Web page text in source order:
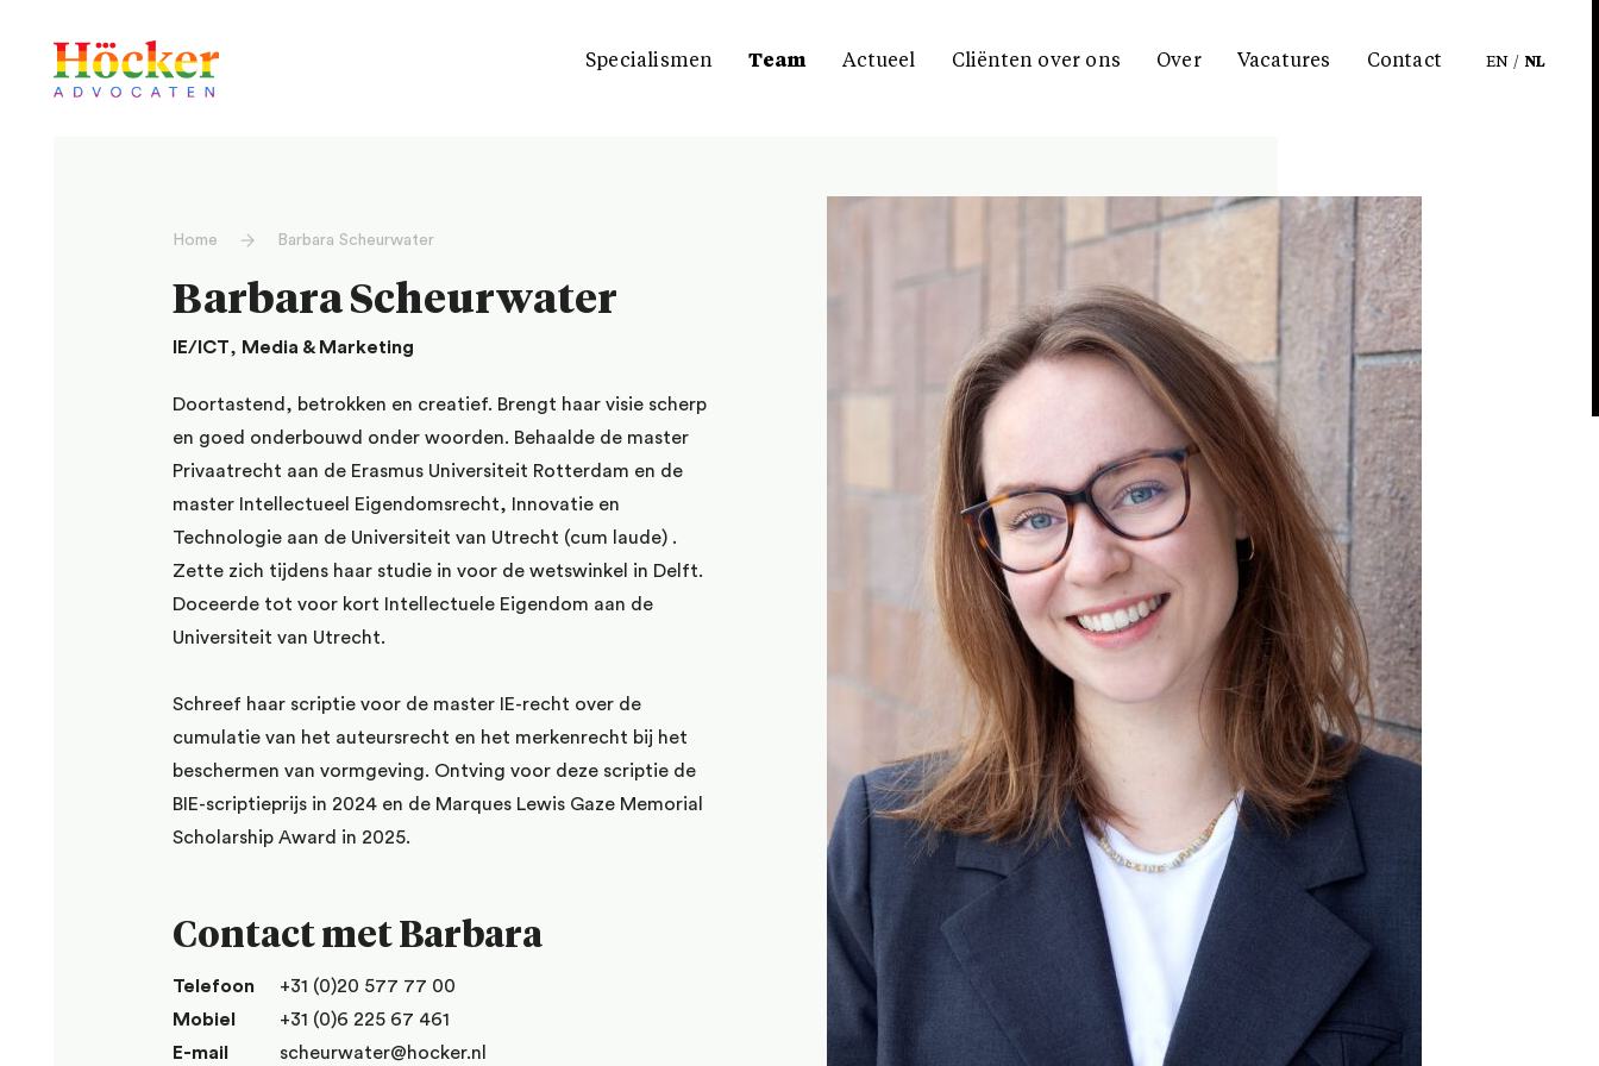
Specialismen Team Actueel Cliënten over ons Over Vacatures Contact EN / NL
Home Barbara Scheurwater
Barbara Scheurwater
IE/ICT, Media & Marketing
Doortastend, betrokken en creatief. Brengt haar visie scherp
en goed onderbouwd onder woorden. Behaalde de master
Privaatrecht aan de Erasmus Universiteit Rotterdam en de
master Intellectueel Eigendomsrecht, Innovatie en
Technologie aan de Universiteit van Utrecht (cum laude) .
Zette zich tijdens haar studie in voor de wetswinkel in Delft.
Doceerde tot voor kort Intellectuele Eigendom aan de
Universiteit van Utrecht.
Schreef haar scriptie voor de master IE-recht over de
cumulatie van het auteursrecht en het merkenrecht bij het
beschermen van vormgeving. Ontving voor deze scriptie de
BIE-scriptieprijs in 2024 en de Marques Lewis Gaze Memorial
Scholarship Award in 2025.
Contact met Barbara
Telefoon
+31 (0)20 577 77 00
Mobiel
+31 (0)6 225 67 461
E-mail
scheurwater@hocker.nl